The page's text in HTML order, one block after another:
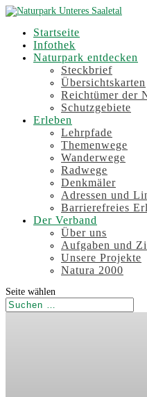
Startseite
Infothek
Naturpark entdecken
Steckbrief
Übersichtskarten
Reichtümer der
Schutzgebiete
Erleben
Lehrpfade
Themenwege
Wanderwege
Radwege
Denkmäler
Adressen und
Barrierefreies
Der Verband
Über uns
Aufgaben und
Unsere Projekte
Natura 2000
Seite wählen